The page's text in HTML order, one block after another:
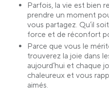
Parfois, la vie est bien
prendre un moment
vous partagez. Qu’il
force et de réconfort
Parce que vous le
trouverez la joie dans
aujourd’hui et chaque
chaleureux et vous
aimés.